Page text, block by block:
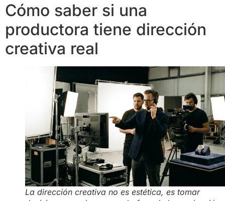
Cómo saber si una
productora tiene dirección
creativa real
La dirección creativa no es estética, es tomar